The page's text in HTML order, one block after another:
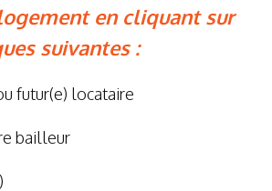
en cliquant sur
suivantes :
futur(e) locataire
bailleur